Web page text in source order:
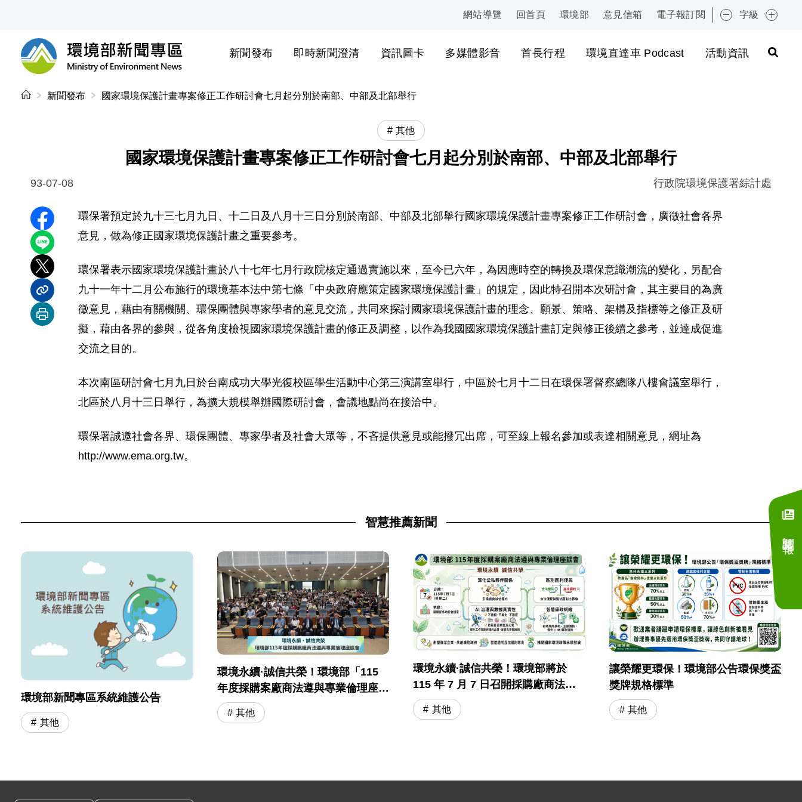
:::
網站導覽 回首頁 環境部 意見信箱 電子報訂閱 字級
環境部新聞專區
新聞發布 即時新聞澄清 資訊圖卡 多媒體影音 首長行程 環境直達車 Podcast 活動資訊
:::
新聞發布 國家環境保護計畫專案修正工作研討會七月起分別於南部、中部及北部舉行
其他
國家環境保護計畫專案修正工作研討會七月起分別於南部、中部及北部舉行
93-07-08 行政院環境保護署綜計處
分享至 Facebook
分享到 LINE
分享到 X
分享內容連結
列印本頁
環保署預定於九十三七月九日、十二日及八月十三日分別於南部、中部及北部舉行國家環境保護計畫專案修正工作研討會，廣徵社會各界
意見，做為修正國家環境保護計畫之重要參考。
環保署表示國家環境保護計畫於八十七年七月行政院核定通過實施以來，至今已六年，為因應時空的轉換及環保意識潮流的變化，另配合
九十一年十二月公布施行的環境基本法中第七條「中央政府應策定國家環境保護計畫」的規定，因此特召開本次研討會，其主要目的為廣
徵意見，藉由有關機關、環保團體與專家學者的意見交流，共同來探討國家環境保護計畫的理念、願景、策略、架構及指標等之修正及研
擬，藉由各界的參與，從各角度檢視國家環境保護計畫的修正及調整，以作為我國國家環境保護計畫訂定與修正後續之參考，並達成促進
交流之目的。
本次南區研討會七月九日於台南成功大學光復校區學生活動中心第三演講室舉行，中區於七月十二日在環保署督察總隊八樓會議室舉行，
北區於八月十三日舉行，為擴大規模舉辦國際研討會，會議地點尚在接洽中。
環保署誠邀社會各界、環保團體、專家學者及社會大眾等，不吝提供意見或能撥冗出席，可至線上報名參加或表達相關意見，網址為
http://www.ema.org.tw。
智慧推薦新聞
環境部新聞專區系統維護公告
其他
環境永續·誠信共榮！環境部「115
年度採購案廠商法遵與專業倫理座談
會」圓滿落幕
其他
環境永續·誠信共榮！環境部將於
115 年 7 月 7 日召開採購廠商法遵
與專業倫理座談會
其他
讓榮耀更環保！環境部公告環保獎盃
獎牌規格標準
其他